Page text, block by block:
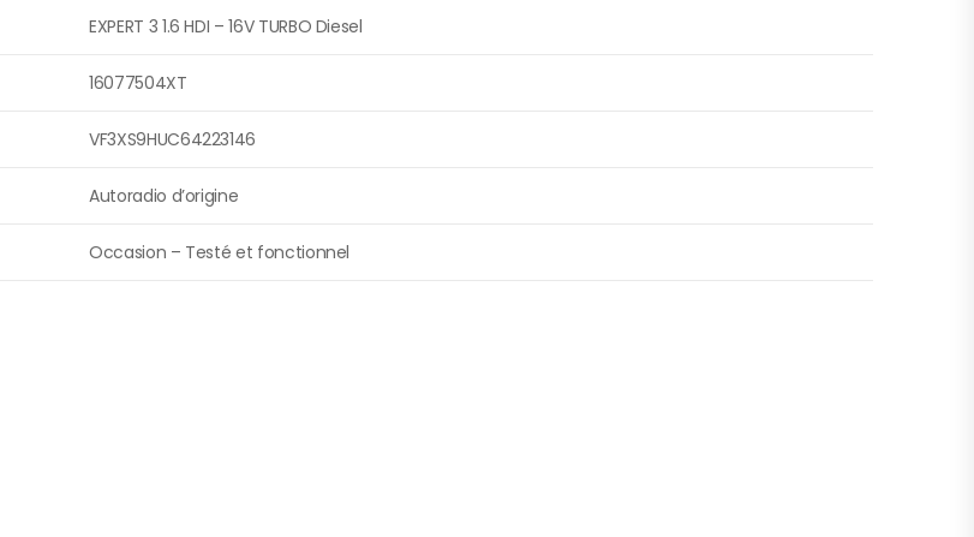
EXPERT 3 1.6 HDI – 16V TURBO Diesel
16077504XT
VF3XS9HUC64223146
Autoradio d’origine
Occasion – Testé et fonctionnel